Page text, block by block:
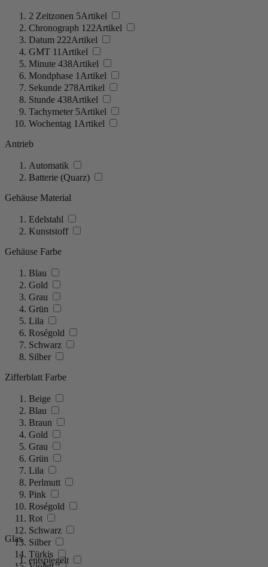
2 Zeitzonen 5Artikel
Chronograph 122Artikel
Datum 222Artikel
GMT 11 Artikel
Minute 438Artikel
Mondphase 1 Artikel
Sekunde 278Artikel
Stunde 438Artikel
Tachymeter 5Artikel
Wochentag 1 Artikel
Antrieb
Automatik
Batterie (Quarz)
Gehäuse Material
Edelstahl
Kunststoff
Gehäuse Farbe
Blau
Gold
Grau
Grün
Lila
Roségold
Schwarz
Silber
Zifferblatt Farbe
Beige
Blau
Braun
Gold
Grau
Grün
Lila
Perlmutt
Pink
Roségold
Rot
Schwarz
Silber
Türkis
Glas
entspiegelt